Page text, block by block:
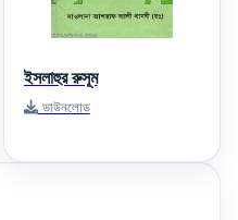
ইসলাহুর রুসূম
ডাউনলোড